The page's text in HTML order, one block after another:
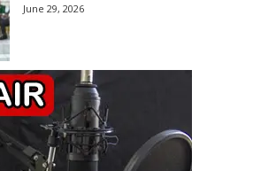
June 29, 2026